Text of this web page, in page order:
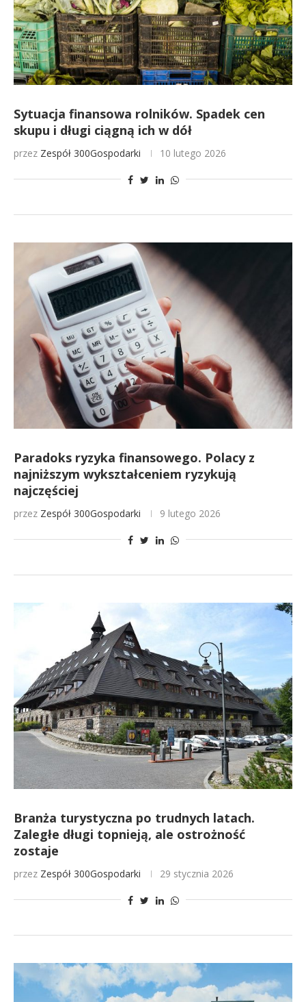
Sytuacja finansowa rolników. Spadek cen
skupu i długi ciągną ich w dół
przez Zespół 300Gospodarki 10 lutego 2026
Paradoks ryzyka finansowego. Polacy z
najniższym wykształceniem ryzykują
najczęściej
przez Zespół 300Gospodarki 9 lutego 2026
Branża turystyczna po trudnych latach.
Zaległe długi topnieją, ale ostrożność
zostaje
przez Zespół 300Gospodarki 29 stycznia 2026